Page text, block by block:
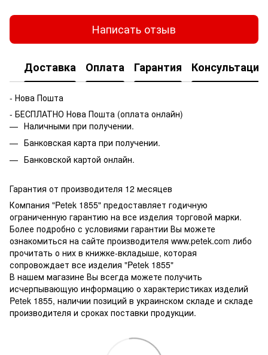
Написать отзыв
Доставка Оплата Гарантия Консультация
- Нова Пошта
- БЕСПЛАТНО Нова Пошта (оплата онлайн)
Наличными при получении.
Банковская карта при получении.
Банковской картой онлайн.
Гарантия от производителя 12 месяцев
Компания "Petek 1855" предоставляет годичную
ограниченную гарантию на все изделия торговой марки.
Более подробно с условиями гарантии Вы можете
ознакомиться на сайте производителя www.petek.com либо
прочитать о них в книжке-вкладыше, которая
сопровождает все изделия "Petek 1855"
В нашем магазине Вы всегда можете получить
исчерпывающую информацию о характеристиках изделий
Petek 1855, наличии позиций в украинском складе и складе
производителя и сроках поставки продукции.